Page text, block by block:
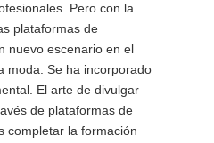
Pero con la
plataformas de
nuevo escenario en el
moda. Se ha incorporado
El arte de divulgar
de plataformas de
completar la formación